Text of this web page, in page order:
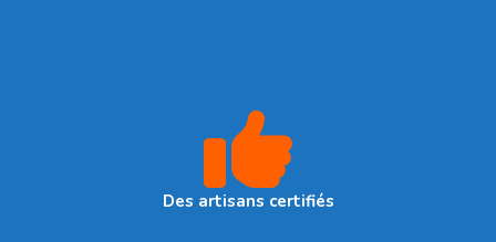
Des artisans certifiés